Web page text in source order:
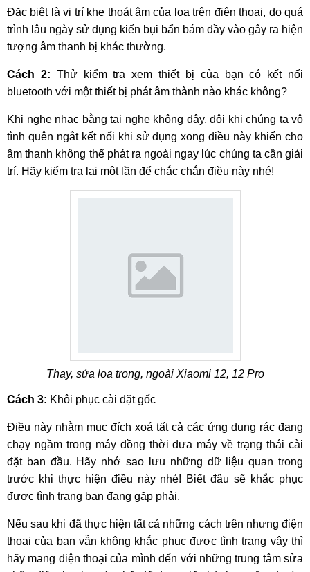
Đặc biệt là vị trí khe thoát âm của loa trên điện thoại, do quá
trình lâu ngày sử dụng kiến bụi bẩn bám đầy vào gây ra hiện
tượng âm thanh bị khác thường.
Cách 2: Thử kiểm tra xem thiết bị của bạn có kết nối
bluetooth với một thiết bị phát âm thành nào khác không?
Khi nghe nhạc bằng tai nghe không dây, đôi khi chúng ta vô
tình quên ngắt kết nối khi sử dụng xong điều này khiến cho
âm thanh không thể phát ra ngoài ngay lúc chúng ta cần giải
trí. Hãy kiểm tra lại một lần để chắc chắn điều này nhé!
Thay, sửa loa trong, ngoài Xiaomi 12, 12 Pro
Cách 3: Khôi phục cài đặt gốc
Điều này nhằm mục đích xoá tất cả các ứng dụng rác đang
chạy ngầm trong máy đồng thời đưa máy về trạng thái cài
đặt ban đầu. Hãy nhớ sao lưu những dữ liệu quan trong
trước khi thực hiện điều này nhé! Biết đâu sẽ khắc phục
được tình trạng bạn đang gặp phải.
Nếu sau khi đã thực hiện tất cả những cách trên nhưng điện
thoại của bạn vẫn không khắc phục được tình trạng vậy thì
hãy mang điện thoại của mình đến với những trung tâm sửa